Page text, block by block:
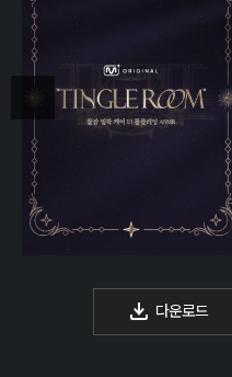
다운로드